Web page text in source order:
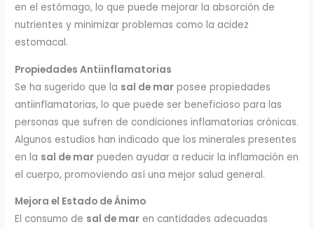
en el estómago, lo que puede mejorar la absorción de
nutrientes y minimizar problemas como la acidez
estomacal.
Propiedades Antiinflamatorias
Se ha sugerido que la sal de mar posee propiedades
antiinflamatorias, lo que puede ser beneficioso para las
personas que sufren de condiciones inflamatorias crónicas.
Algunos estudios han indicado que los minerales presentes
en la sal de mar pueden ayudar a reducir la inflamación en
el cuerpo, promoviendo así una mejor salud general.
Mejora el Estado de Ánimo
El consumo de sal de mar en cantidades adecuadas